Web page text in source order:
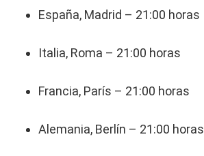
España, Madrid – 21:00 horas
Italia, Roma – 21:00 horas
Francia, París – 21:00 horas
Alemania, Berlín – 21:00 horas